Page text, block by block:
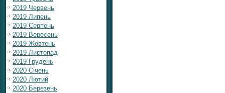
2019 Червень
2019 Липень
2019 Серпень
2019 Вересень
2019 Жовтень
2019 Листопад
2019 Грудень
2020 Січень
2020 Лютий
2020 Березень